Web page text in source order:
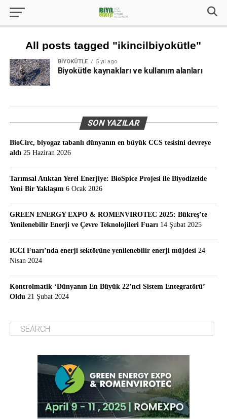
All posts tagged "ikincilbiyokütle"
BIYOKÜTLE 5 yıl ago
Biyokütle kaynakları ve kullanım alanları
SON YAZILAR
BioCirc, biyogaz tabanlı dünyanın en büyük CCS tesisini devreye
aldı 25 Haziran 2026
Tarımsal Atıktan Yerel Enerjiye: BioSpice Projesi ile Biyodizelde
Yeni Bir Yaklaşım 6 Ocak 2026
GREEN ENERGY EXPO & ROMENVIROTEC 2025: Bükreş’te
Yenilenebilir Enerji ve Çevre Teknolojileri Fuarı 14 Şubat 2025
ICCI Fuarı’nda enerji sektörüne yenilenebilir enerji müjdesi 24
Nisan 2024
Kontrolmatik ‘Dünyanın En Büyük 22’nci Sistem Entegratörü’
Oldu 21 Şubat 2024